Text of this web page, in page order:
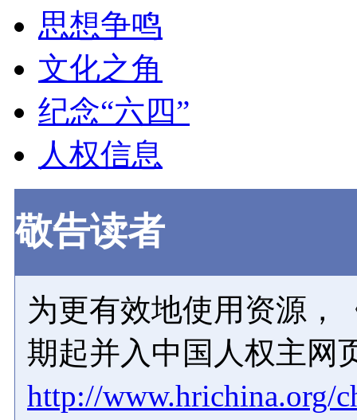
思想争鸣
文化之角
纪念“六四”
人权信息
敬告读者
为更有效地使用资源，
期起并入中国人权主网
http://www.hrichina.org/